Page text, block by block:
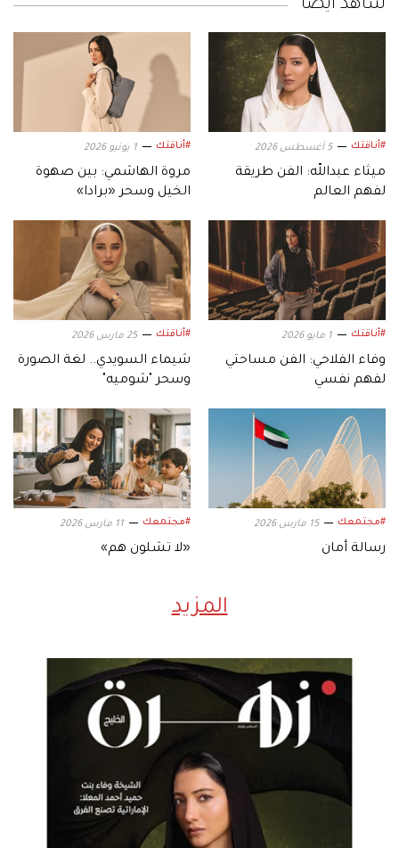
شاهد أيضاً
#أناقتك 5 أغسطس 2026
ميثاء عبدالله: الفن طريقة
لفهم العالم
#أناقتك 1 يونيو 2026
مروة الهاشمي: بين صهوة
الخيل وسحر «برادا»
#أناقتك 1 مايو 2026
وفاء الفلاحي: الفن مساحتي
لفهم نفسي
#أناقتك 25 مارس 2026
شيماء السويدي.. لغة الصورة
وسحر "شوميه"
#مجتمعك 15 مارس 2026
رسالة أمان
#مجتمعك 11 مارس 2026
«لا تشلون هم»
المزيد